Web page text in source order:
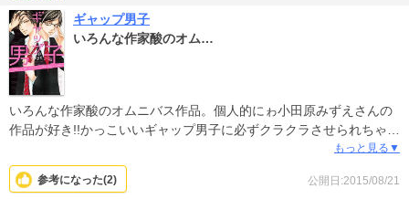
ギャップ男子
いろんな作家酸のオム…
いろんな作家酸のオムニバス作品。個人的にゎ小田原みずえさんの
作品が好き!!かっこいいギャップ男子に必ずクラクラさせられちゃい
もっと見る▼
公開日:2015/08/21
参考になった(2)